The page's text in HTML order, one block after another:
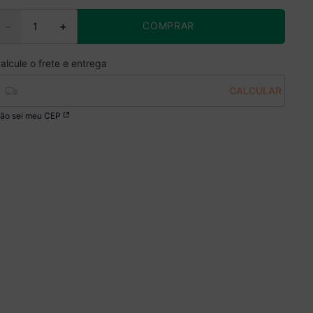
＋
－ COMPRAR
sei meu CEP